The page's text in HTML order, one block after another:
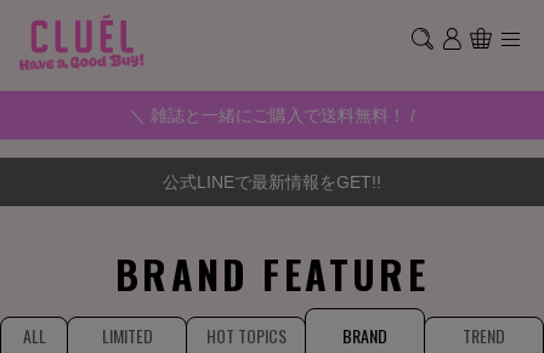
＼ 雑誌と一緒にご購入で送料無料！ /
公式LINEで最新情報をGET!!
BRAND FEATURE
ALL LIMITED HOT TOPICS BRAND TREND